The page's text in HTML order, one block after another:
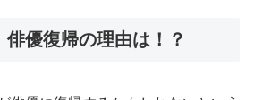
俳優復帰の理由は！？